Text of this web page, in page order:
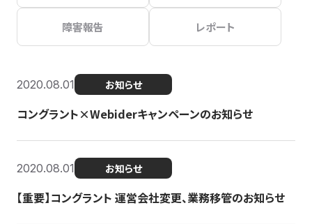
障害報告 レポート
2020.08.01 お知らせ
コングラント×Webiderキャンペーンのお知らせ
2020.08.01 お知らせ
【重要】コングラント 運営会社変更、業務移管のお知らせ